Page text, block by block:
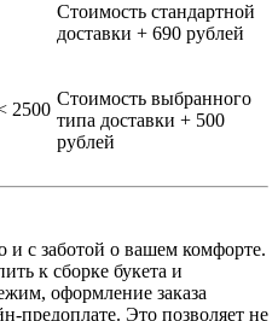
Стоимость стандартной
доставки + 690 рублей
2500
Стоимость выбранного
типа доставки + 500
рублей
и с заботой о вашем комфорте.
к сборке букета и
оформление заказа
предоплате. Это позволяет не